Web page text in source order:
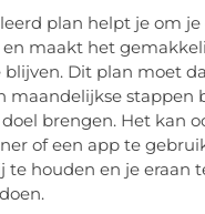
plan helpt je om
maakt het
blijven. Dit plan moet
maandelijkse stappen
brengen. Het kan
of een app te
te houden en je eraan